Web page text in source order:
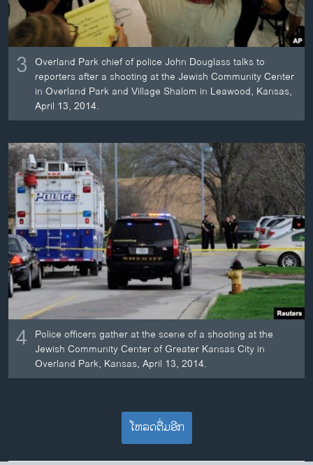
3 Overland Park chief of police John Douglass talks to
reporters after a shooting at the Jewish Community Center
in Overland Park and Village Shalom in Leawood, Kansas,
April 13, 2014.
4 Police officers gather at the scene of a shooting at the
Jewish Community Center of Greater Kansas City in
Overland Park, Kansas, April 13, 2014.
ໂຫລດຕື່ມອີກ